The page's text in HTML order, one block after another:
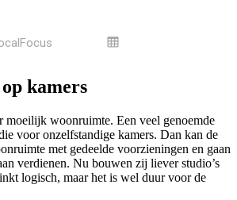
kamers
moeilijk woonruimte. Een veel genoemde
voor onzelfstandige kamers. Dan kan de
met gedeelde voorzieningen en gaan
verdienen. Nu bouwen zij liever studio’s
logisch, maar het is wel duur voor de